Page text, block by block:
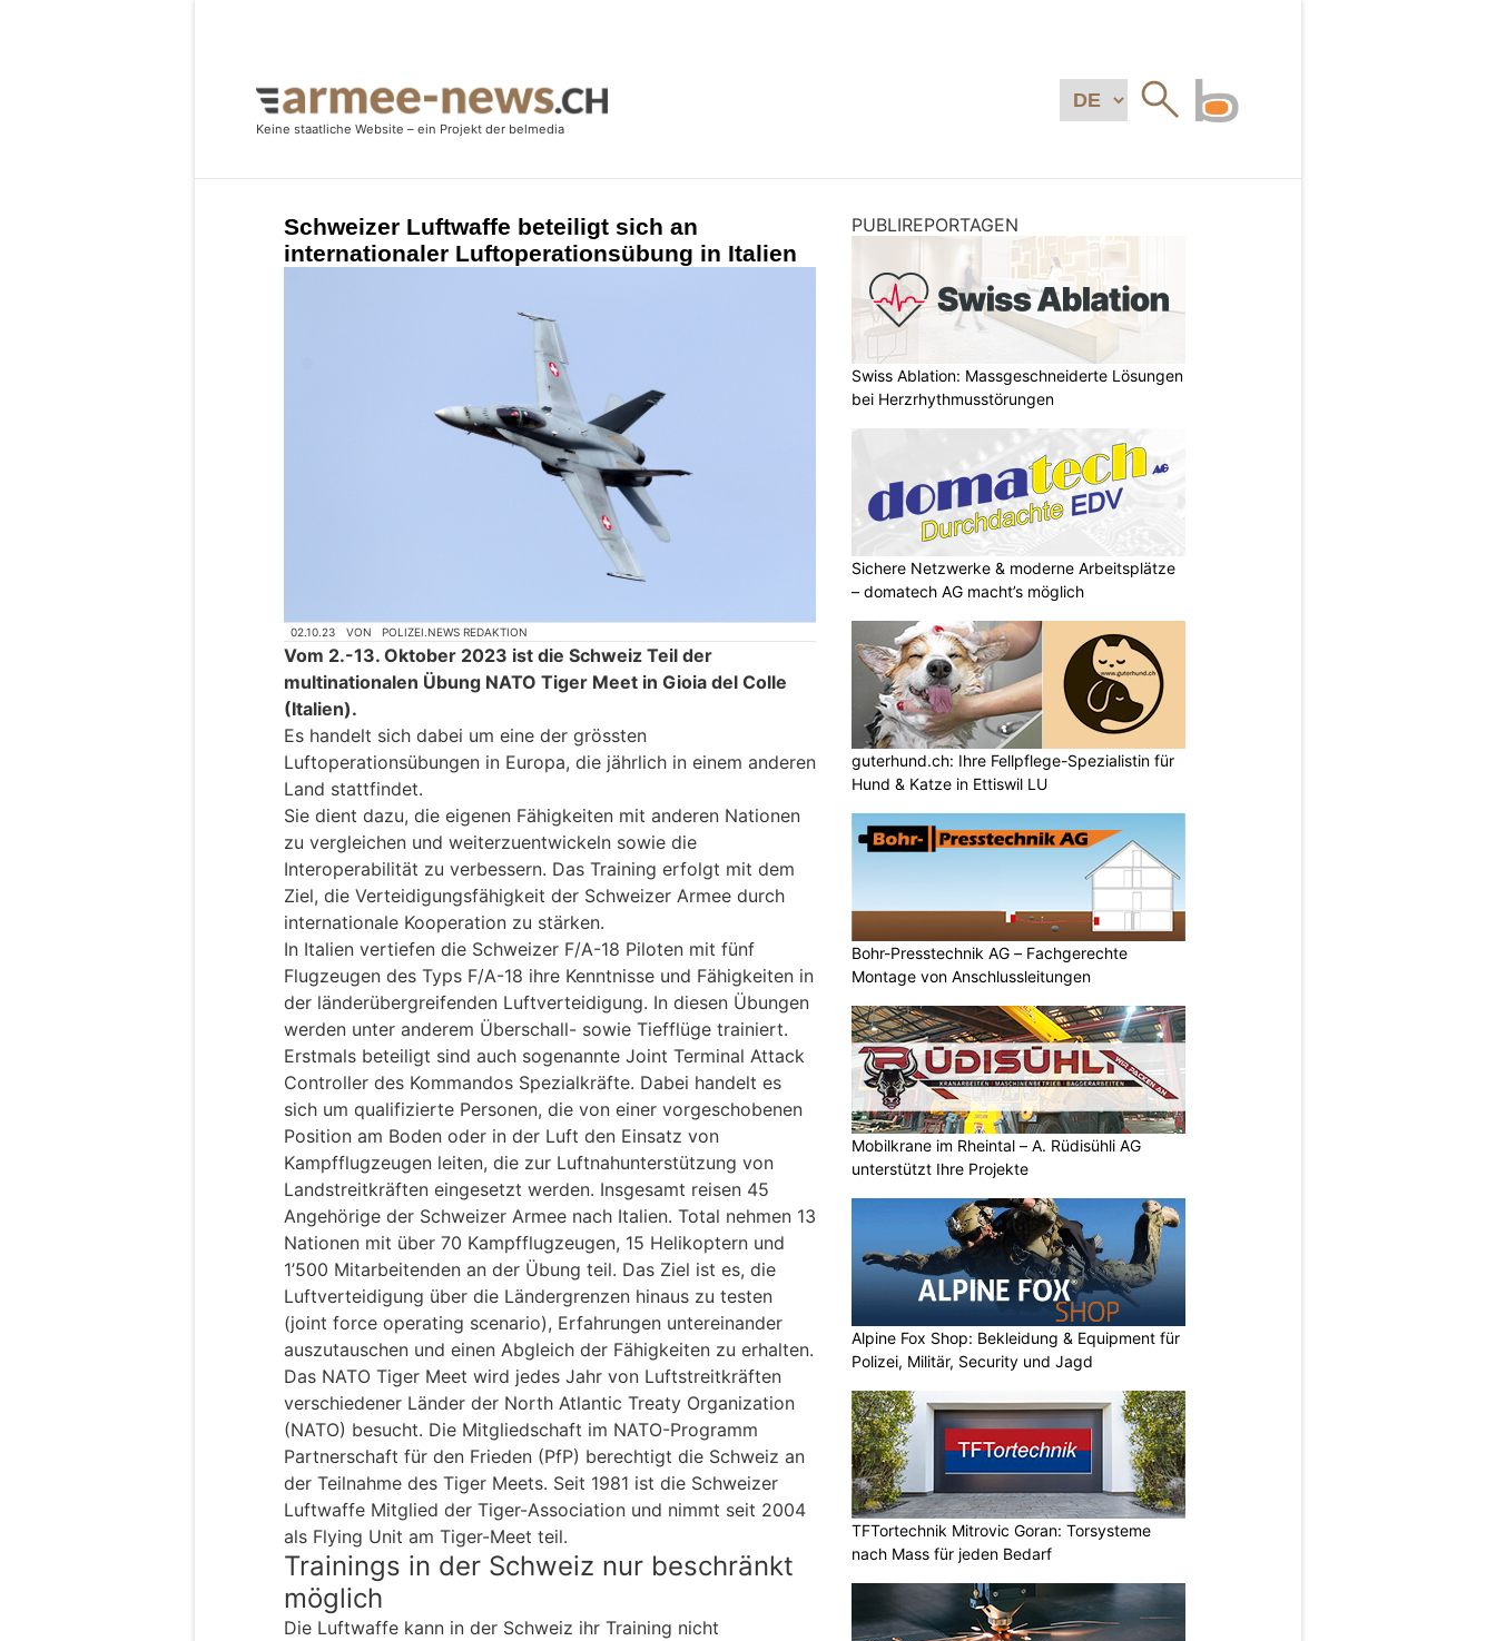
Schweizer Luftwaffe beteiligt sich an
internationaler Luftoperationsübung in Italien
02.10.23 VON POLIZEI.NEWS REDAKTION
Vom 2.-13. Oktober 2023 ist die Schweiz Teil der
multinationalen Übung NATO Tiger Meet in Gioia del Colle
(Italien).
Es handelt sich dabei um eine der grössten
Luftoperationsübungen in Europa, die jährlich in einem anderen
Land stattfindet.
Sie dient dazu, die eigenen Fähigkeiten mit anderen Nationen
zu vergleichen und weiterzuentwickeln sowie die
Interoperabilität zu verbessern. Das Training erfolgt mit dem
Ziel, die Verteidigungsfähigkeit der Schweizer Armee durch
internationale Kooperation zu stärken.
In Italien vertiefen die Schweizer F/A-18 Piloten mit fünf
Flugzeugen des Typs F/A-18 ihre Kenntnisse und Fähigkeiten in
der länderübergreifenden Luftverteidigung. In diesen Übungen
werden unter anderem Überschall- sowie Tiefflüge trainiert.
Erstmals beteiligt sind auch sogenannte Joint Terminal Attack
Controller des Kommandos Spezialkräfte. Dabei handelt es
sich um qualifizierte Personen, die von einer vorgeschobenen
Position am Boden oder in der Luft den Einsatz von
Kampfflugzeugen leiten, die zur Luftnahunterstützung von
Landstreitkräften eingesetzt werden. Insgesamt reisen 45
Angehörige der Schweizer Armee nach Italien. Total nehmen 13
Nationen mit über 70 Kampfflugzeugen, 15 Helikoptern und
1’500 Mitarbeitenden an der Übung teil. Das Ziel ist es, die
Luftverteidigung über die Ländergrenzen hinaus zu testen
(joint force operating scenario), Erfahrungen untereinander
auszutauschen und einen Abgleich der Fähigkeiten zu erhalten.
Das NATO Tiger Meet wird jedes Jahr von Luftstreitkräften
verschiedener Länder der North Atlantic Treaty Organization
(NATO) besucht. Die Mitgliedschaft im NATO-Programm
Partnerschaft für den Frieden (PfP) berechtigt die Schweiz an
der Teilnahme des Tiger Meets. Seit 1981 ist die Schweizer
Luftwaffe Mitglied der Tiger-Association und nimmt seit 2004
als Flying Unit am Tiger-Meet teil.
Trainings in der Schweiz nur beschränkt
möglich
Die Luftwaffe kann in der Schweiz ihr Training nicht
PUBLIREPORTAGEN
Swiss Ablation: Massgeschneiderte Lösungen
bei Herzrhythmusstörungen
Sichere Netzwerke & moderne Arbeitsplätze
– domatech AG macht’s möglich
guterhund.ch: Ihre Fellpflege-Spezialistin für
Hund & Katze in Ettiswil LU
Bohr-Presstechnik AG – Fachgerechte
Montage von Anschlussleitungen
Mobilkrane im Rheintal – A. Rüdisühli AG
unterstützt Ihre Projekte
Alpine Fox Shop: Bekleidung & Equipment für
Polizei, Militär, Security und Jagd
TFTortechnik Mitrovic Goran: Torsysteme
nach Mass für jeden Bedarf